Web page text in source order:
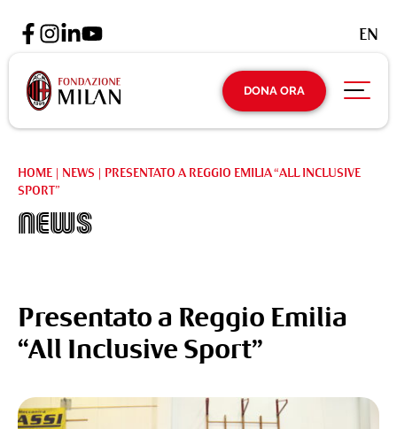
DONA ORA
EN
HOME | NEWS | PRESENTATO A REGGIO EMILIA “ALL INCLUSIVE
SPORT”
News
Presentato a Reggio Emilia
“All Inclusive Sport”